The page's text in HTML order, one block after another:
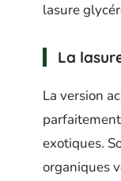
lasure
La
La version
exotiques.
organiques